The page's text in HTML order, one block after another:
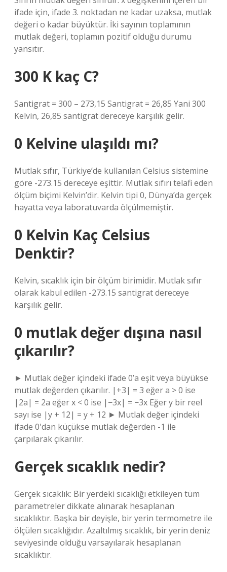
ifade için, ifade 3. noktadan ne kadar uzaksa, mutlak
değeri o kadar büyüktür. İki sayının toplamının
mutlak değeri, toplamın pozitif olduğu durumu
yansıtır.
300 K kaç C?
Santigrat = 300 – 273,15 Santigrat = 26,85 Yani 300
Kelvin, 26,85 santigrat dereceye karşılık gelir.
0 Kelvine ulaşıldı mı?
Mutlak sıfır, Türkiye’de kullanılan Celsius sistemine
göre -273.15 dereceye eşittir. Mutlak sıfırı telafi eden
ölçüm biçimi Kelvin’dir. Kelvin tipi 0, Dünya’da gerçek
hayatta veya laboratuvarda ölçülmemiştir.
0 Kelvin Kaç Celsius
Denktir?
Kelvin, sıcaklık için bir ölçüm birimidir. Mutlak sıfır
olarak kabul edilen -273.15 santigrat dereceye
karşılık gelir.
0 mutlak değer dışına nasıl
çıkarılır?
► Mutlak değer içindeki ifade 0’a eşit veya büyükse
mutlak değerden çıkarılır. |+3| = 3 eğer a > 0 ise
|2a| = 2a eğer x < 0 ise |−3x| = −3x Eğer y bir reel
sayı ise |y + 12| = y + 12 ► Mutlak değer içindeki
ifade 0'dan küçükse mutlak değerden -1 ile
çarpılarak çıkarılır.
Gerçek sıcaklık nedir?
Gerçek sıcaklık: Bir yerdeki sıcaklığı etkileyen tüm
parametreler dikkate alınarak hesaplanan
sıcaklıktır. Başka bir deyişle, bir yerin termometre ile
ölçülen sıcaklığıdır. Azaltılmış sıcaklık, bir yerin deniz
seviyesinde olduğu varsayılarak hesaplanan
sıcaklıktır.